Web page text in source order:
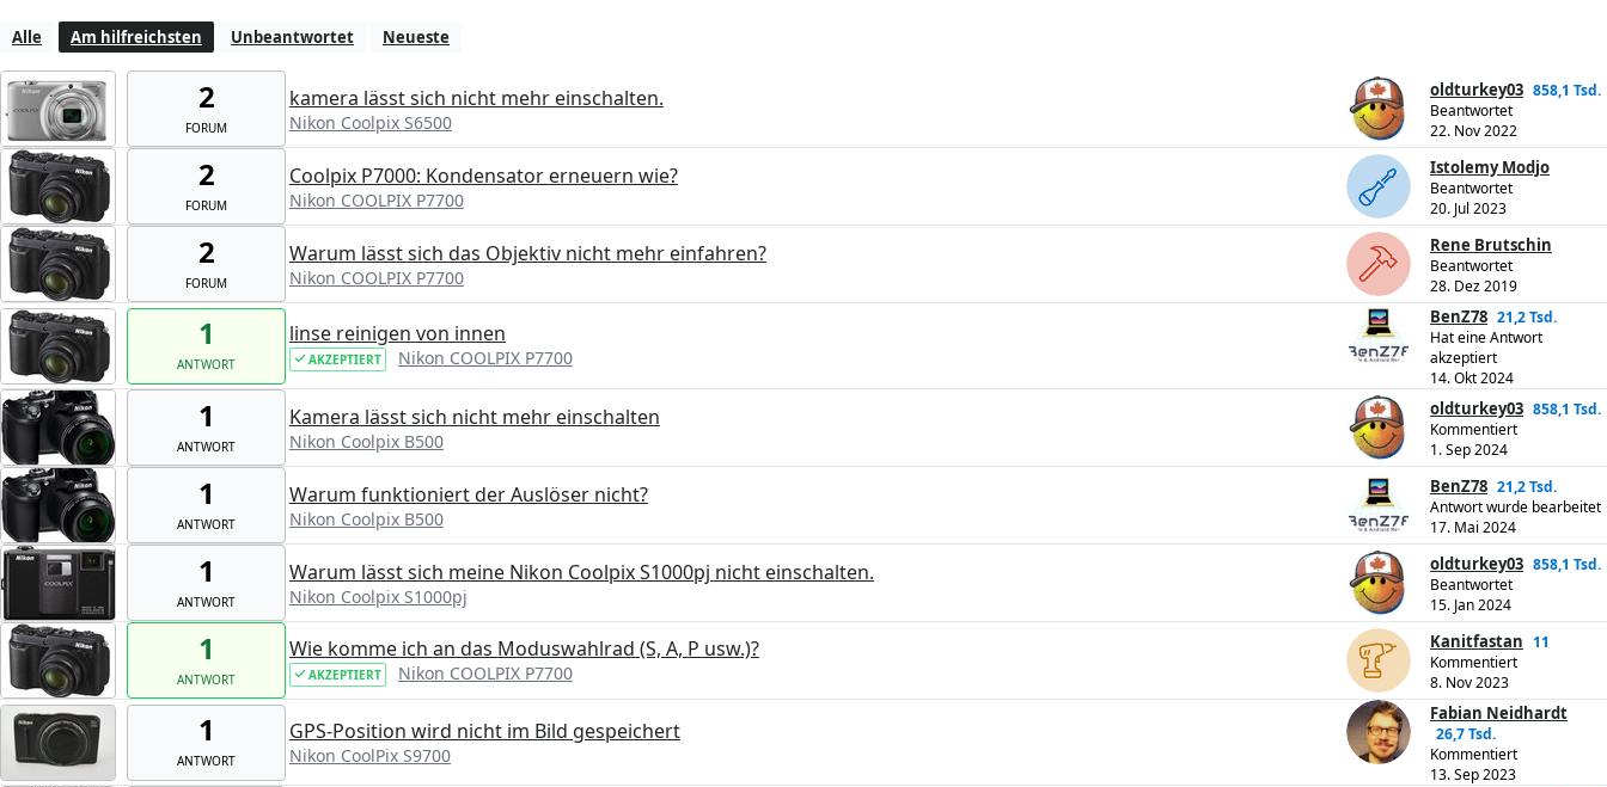
Alle Am hilfreichsten Unbeantwortet Neueste
2
FORUM
kamera lässt sich nicht mehr einschalten.
Nikon Coolpix S6500
oldturkey03 858,1 Tsd.
Beantwortet
22. Nov 2022
2
FORUM
Coolpix P7000: Kondensator erneuern wie?
Nikon COOLPIX P7700
Istolemy Modjo
Beantwortet
20. Jul 2023
2
FORUM
Warum lässt sich das Objektiv nicht mehr einfahren?
Nikon COOLPIX P7700
Rene Brutschin
Beantwortet
28. Dez 2019
1
ANTWORT
linse reinigen von innen
AKZEPTIERT Nikon COOLPIX P7700
BenZ78 21,2 Tsd.
Hat eine Antwort
akzeptiert
14. Okt 2024
1
ANTWORT
Kamera lässt sich nicht mehr einschalten
Nikon Coolpix B500
oldturkey03 858,1 Tsd.
Kommentiert
1. Sep 2024
1
ANTWORT
Warum funktioniert der Auslöser nicht?
Nikon Coolpix B500
BenZ78 21,2 Tsd.
Antwort wurde bearbeitet
17. Mai 2024
1
ANTWORT
Warum lässt sich meine Nikon Coolpix S1000pj nicht einschalten.
Nikon Coolpix S1000pj
oldturkey03 858,1 Tsd.
Beantwortet
15. Jan 2024
1
ANTWORT
Wie komme ich an das Moduswahlrad (S, A, P usw.)?
AKZEPTIERT Nikon COOLPIX P7700
Kanitfastan 11
Kommentiert
8. Nov 2023
1
ANTWORT
GPS-Position wird nicht im Bild gespeichert
Nikon CoolPix S9700
Fabian Neidhardt
26,7 Tsd.
Kommentiert
13. Sep 2023